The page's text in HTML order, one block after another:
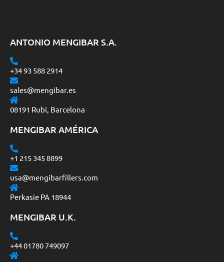
ANTONIO MENGIBAR S.A.
+34 93 588 2914
sales@mengibar.es
08191 Rubi, Barcelona
MENGIBAR AMÉRICA
+1 215 345 8899
usa@mengibarfillers.com
Perkasie PA 18944
MENGIBAR U.K.
+44 01780 749097